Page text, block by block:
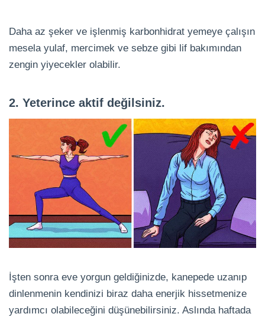
Daha az şeker ve işlenmiş karbonhidrat yemeye çalışın
mesela yulaf, mercimek ve sebze gibi lif bakımından
zengin yiyecekler olabilir.
2. Yeterince aktif değilsiniz.
İşten sonra eve yorgun geldiğinizde, kanepede uzanıp
dinlenmenin kendinizi biraz daha enerjik hissetmenize
yardımcı olabileceğini düşünebilirsiniz. Aslında haftada